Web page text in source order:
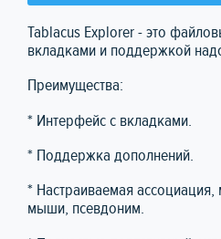
Tablacus Explorer - это
вкладками и поддержкой
Преимущества:
* Интерфейс с вкладками.
* Поддержка дополнений.
* Настраиваемая
мыши, псевдоним.